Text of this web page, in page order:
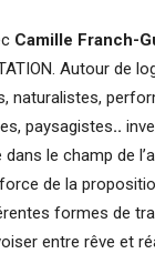
Camille Franch-
Autour de
naturalistes,
paysagistes..
le champ de
de la
formes de
entre rêve et